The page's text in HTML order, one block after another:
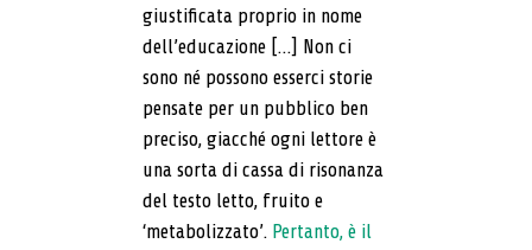
giustificata proprio in nome
dell’educazione […] Non ci
sono né possono esserci storie
pensate per un pubblico ben
preciso, giacché ogni lettore è
una sorta di cassa di risonanza
del testo letto, fruito e
‘metabolizzato’. Pertanto, è il